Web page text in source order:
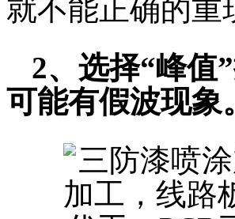
就不能正确的重
2、选择“峰值
可能有假波现象